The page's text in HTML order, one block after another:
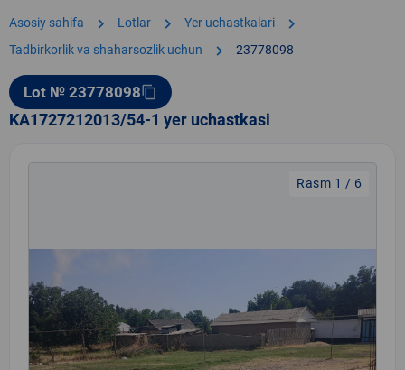
Asosiy sahifa chevron_right Lotlar chevron_right Yer uchastkalari chevron_right
Tadbirkorlik va shaharsozlik uchun chevron_right 23778098
Lot № 23778098content_copy
KA1727212013/54-1 yer uchastkasi
Rasm 1 / 6